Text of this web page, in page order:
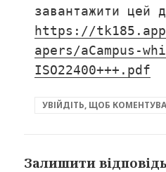
завантажити цей
https://
apers/aCampus-
ISO22400+++.pdf
УВІЙДІТЬ, ЩОБ
Залишити відповідь